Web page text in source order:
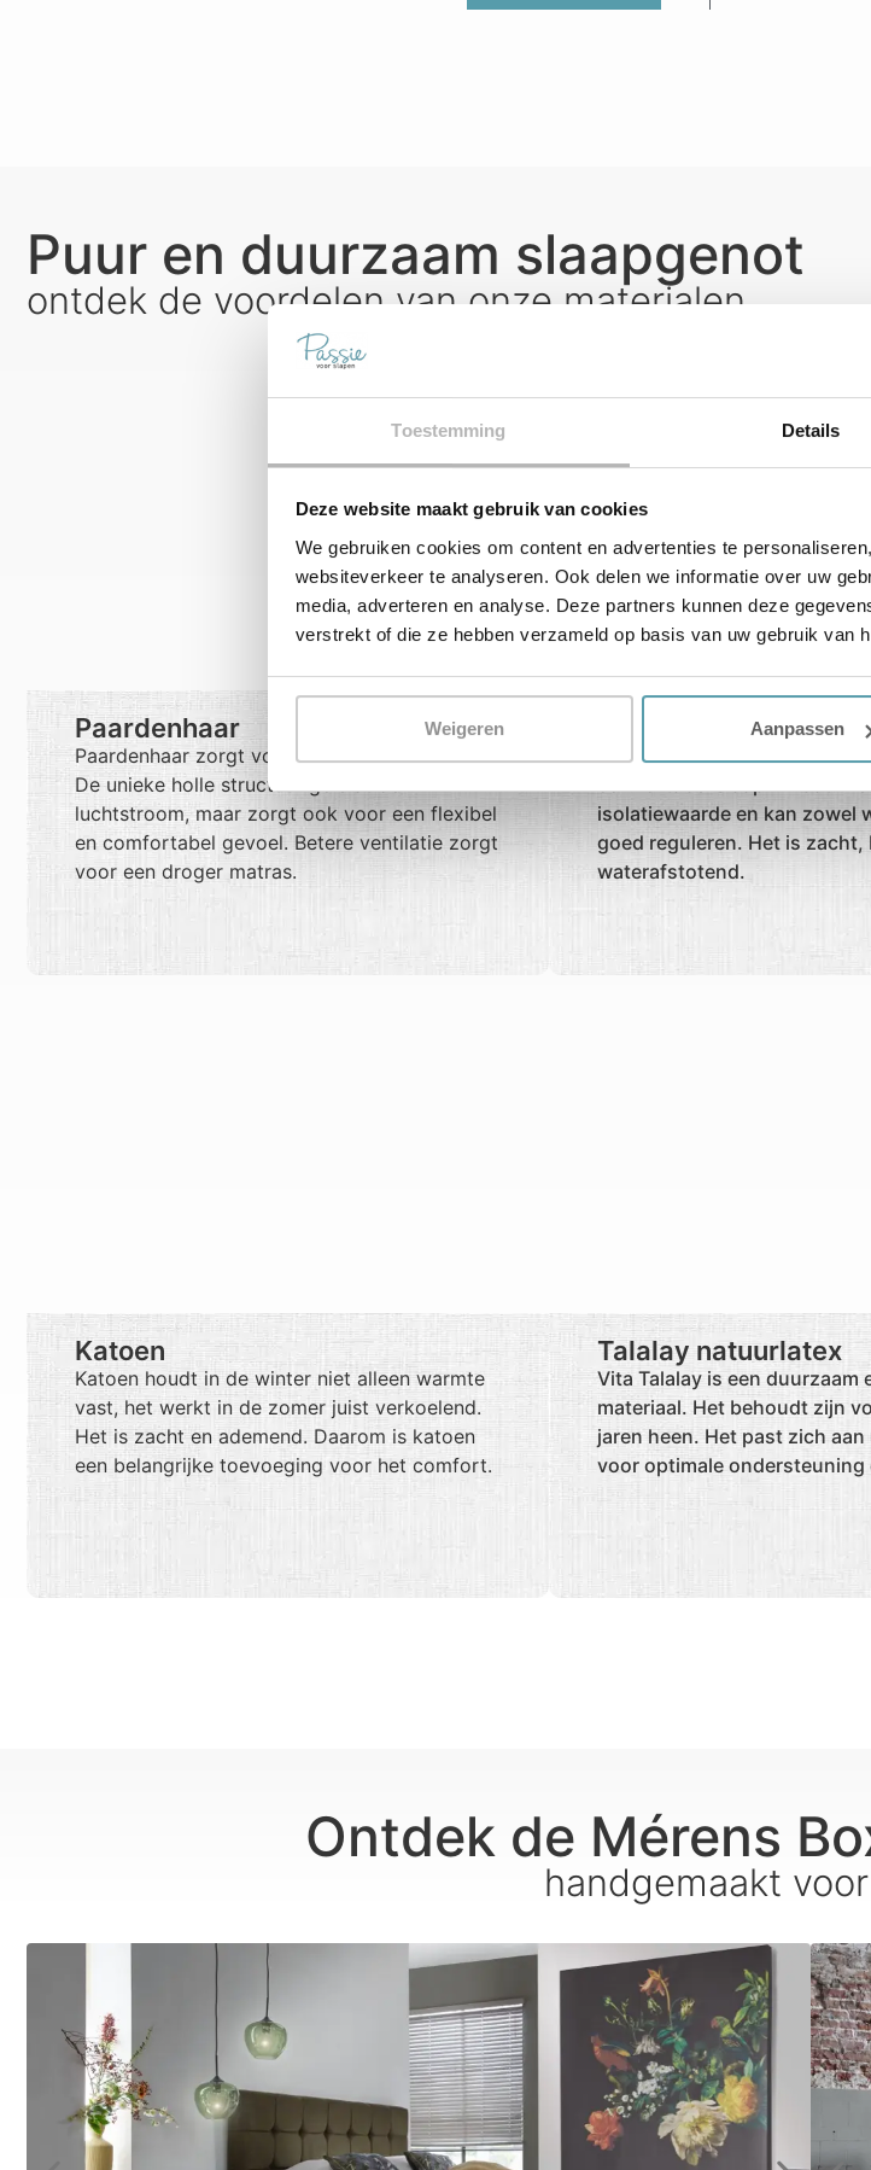
Toestemming Details
Deze website maakt gebruik van cookies
We gebruiken cookies om content en advertenties te
websiteverkeer te analyseren. Ook delen we informatie over uw
media, adverteren en analyse. Deze partners kunnen deze
verstrekt of die ze hebben verzameld op basis van uw gebruik van
Weigeren Aanpassen
Puur en duurzaam slaapgenot
ontdek de voordelen van onze materialen
Paardenhaar
Paardenhaar zorgt voor natuurlijke ventilatie.
De unieke holle structuur geleidt de
luchtstroom, maar zorgt ook voor een flexibel
en comfortabel gevoel. Betere ventilatie zorgt
voor een droger matras.
Texelse scheerwol
Texelse wol zorgt voor een
comfortabel slaapklimaat.
isolatiewaarde en kan zowel
goed reguleren. Het is zacht,
waterafstotend.
Katoen
Katoen houdt in de winter niet alleen warmte
vast, het werkt in de zomer juist verkoelend.
Het is zacht en ademend. Daarom is katoen
een belangrijke toevoeging voor het comfort.
Talalay natuurlatex
Vita Talalay is een duurzaam
materiaal. Het behoudt zijn
jaren heen. Het past zich aan
voor optimale
Ontdek de Mérens
handgemaakt